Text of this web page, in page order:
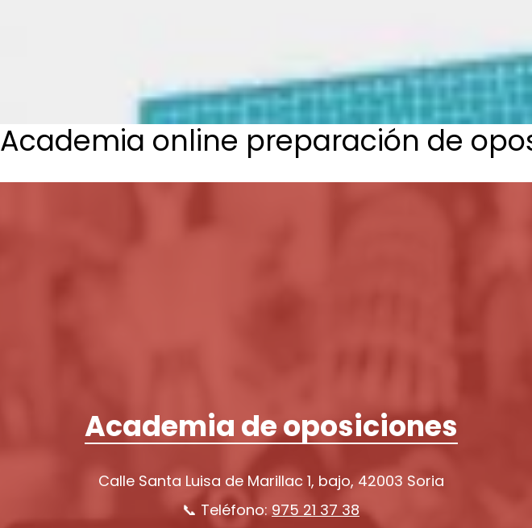
Academia online preparación de
Academia de oposiciones
Calle Santa Luisa de Marillac 1, bajo, 42003 Soria
📞 Teléfono: 975 21 37 38